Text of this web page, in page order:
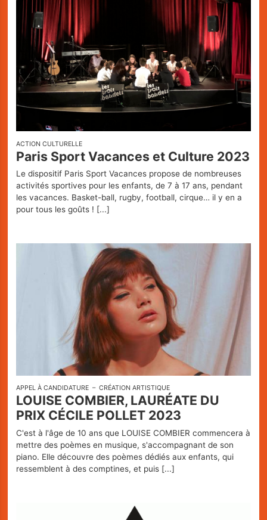
ACTION CULTURELLE
Paris Sport Vacances et Culture 2023
Le dispositif Paris Sport Vacances propose de nombreuses
activités sportives pour les enfants, de 7 à 17 ans, pendant
les vacances. Basket-ball, rugby, football, cirque… il y en a
pour tous les goûts ! [...]
APPEL À CANDIDATURE CRÉATION ARTISTIQUE
LOUISE COMBIER, LAURÉATE DU
PRIX CÉCILE POLLET 2023
C'est à l'âge de 10 ans que LOUISE COMBIER commencera à
mettre des poèmes en musique, s'accompagnant de son
piano. Elle découvre des poèmes dédiés aux enfants, qui
ressemblent à des comptines, et puis [...]